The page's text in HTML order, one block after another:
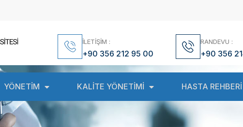
İLETİŞİM :
+90 356 212 95 00
RANDEVU :
+90 356
YÖNETİM KALİTE YÖNETİMİ HASTA REHBERİ